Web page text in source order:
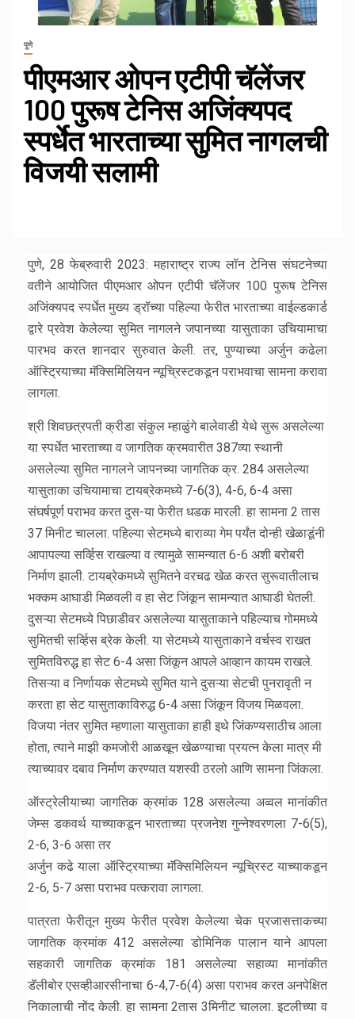
पुणे
पीएमआर ओपन एटीपी चॅलेंजर
100 पुरूष टेनिस अजिंक्यपद
स्पर्धेत भारताच्या सुमित नागलची
विजयी सलामी
पुणे, 28 फेब्रुवारी 2023: महाराष्ट्र राज्य लॉन टेनिस संघटनेच्या
वतीने आयोजित पीएमआर ओपन एटीपी चॅलेंजर 100 पुरूष टेनिस
अजिंक्यपद स्पर्धेत मुख्य ड्रॉच्या पहिल्या फेरीत भारताच्या वाईल्डकार्ड
द्वारे प्रवेश केलेल्या सुमित नागलने जपानच्या यासुताका उचियामाचा
पारभव करत शानदार सुरुवात केली. तर, पुण्याच्या अर्जुन कढेला
ऑस्ट्रियाच्या मॅक्सिमिलियन न्यूच्रिस्टकडून पराभवाचा सामना करावा
लागला.
श्री शिवछत्रपती क्रीडा संकुल म्हाळुंगे बालेवाडी येथे सुरू असलेल्या
या स्पर्धेत भारताच्या व जागतिक क्रमवारीत 387व्या स्थानी
असलेल्या सुमित नागलने जापनच्या जागतिक क्र. 284 असलेल्या
यासुताका उचियामाचा टायब्रेकमध्ये 7-6(3), 4-6, 6-4 असा
संघर्षपूर्ण पराभव करत दुस-या फेरीत धडक मारली. हा सामना 2 तास
37 मिनीट चालला. पहिल्या सेटमध्ये बाराव्या गेम पर्यंत दोन्ही खेळाडूंनी
आपापल्या सर्व्हिस राखल्या व त्यामुळे सामन्यात 6-6 अशी बरोबरी
निर्माण झाली. टायब्रेकमध्ये सुमितने वरचढ खेळ करत सुरूवातीलाच
भक्कम आघाडी मिळवली व हा सेट जिंकून सामन्यात आघाडी घेतली.
दुसऱ्या सेटमध्ये पिछाडीवर असलेल्या यासुताकाने पहिल्याच गोममध्ये
सुमितची सर्व्हिस ब्रेक केली. या सेटमध्ये यासुताकाने वर्चस्व राखत
सुमितविरुद्ध हा सेट 6-4 असा जिंकून आपले आव्हान कायम राखले.
तिसऱ्या व निर्णायक सेटमध्ये सुमित याने दुसऱ्या सेटची पुनरावृती न
करता हा सेट यासुताकाविरुद्ध 6-4 असा जिंकून विजय मिळवला.
विजया नंतर सुमित म्हणाला यासुताका हाही इथे जिंकण्यसाठीच आला
होता, त्याने माझी कमजोरी आळखून खेळण्याचा प्रयत्न केला मात्र मी
त्याच्यावर दबाव निर्माण करण्यात यशस्वी ठरलो आणि सामना जिंकला.
ऑस्ट्रेलीयाच्या जागतिक क्रमांक 128 असलेल्या अव्वल मानांकीत
जेम्स डकवर्थ याच्याकडून भारताच्या प्रजनेश गुन्नेश्वरणला 7-6(5),
2-6, 3-6 असा तर
अर्जुन कढे याला ऑस्ट्रियाच्या मॅक्सिमिलियन न्यूच्रिस्ट याच्याकडून
2-6, 5-7 असा पराभव पत्करावा लागला.
पात्रता फेरीतून मुख्य फेरीत प्रवेश केलेल्या चेक प्रजासत्ताकच्या
जागतिक क्रमांक 412 असलेल्या डोमिनिक पालान याने आपला
सहकारी जागतिक क्रमांक 181 असलेल्या सहाव्या मानांकीत
डॅलीबोर एसव्हीआरसीनाचा 6-4,7-6(4) असा पराभव करत अनपेक्षित
निकालाची नोंद केली. हा सामना 2तास 3मिनीट चालला. इटलीच्या व